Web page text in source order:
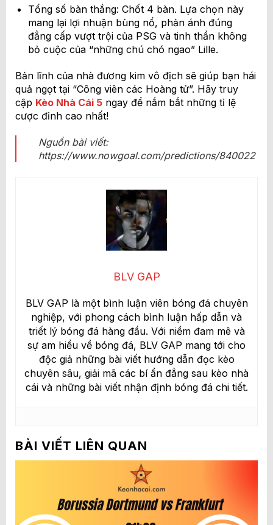
Tổng số bàn thắng: Chốt 4 bàn. Lựa chọn này
mang lại lợi nhuận bùng nổ, phản ánh đúng
đẳng cấp vượt trội của PSG và tinh thần không
bỏ cuộc của “những chú chó ngao” Lille.
Bản lĩnh của nhà đương kim vô địch sẽ giúp bạn hái
quả ngọt tại “Công viên các Hoàng tử”. Hãy truy
cập Kèo Nhà Cái 5ngay để nắm bắt những tỉ lệ
cược đỉnh cao nhất!
Nguồn bài viết:
https://www.nowgoal.com/predictions/840022
BLV GAP
BLV GAP là một bình luận viên bóng đá chuyên
nghiệp, với phong cách bình luận hấp dẫn và
triết lý bóng đá hàng đầu. Với niềm đam mê và
sự am hiểu về bóng đá, BLV GAP mang tới cho
độc giả những bài viết hướng dẫn đọc kèo
chuyên sâu, giải mã các bí ẩn đẳng sau kèo nhà
cái và những bài viết nhận định bóng đá chi tiết.
BÀI VIẾT LIÊN QUAN